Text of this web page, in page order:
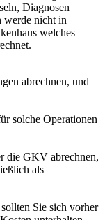
Diagnosen
werde nicht in
welches
abrechnen, und
solche Operationen
die GKV abrechnen,
als
Sie sich vorher